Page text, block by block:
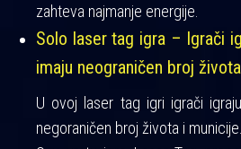
zahteva najmanje energije.
Solo laser tag igra – Igrači
imaju neograničen broj
U ovoj laser tag igri igrači
negoraničen broj života i municije.